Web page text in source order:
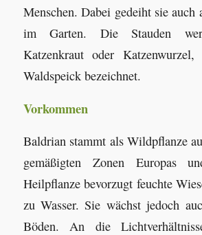
Menschen. Dabei gedeiht sie
im Garten. Die Stauden
Katzenkraut oder
Waldspeick bezeichnet.
Vorkommen
Baldrian stammt als Wildpflanze
gemäßigten Zonen Europas
Heilpflanze bevorzugt feuchte
zu Wasser. Sie wächst jedoch
Böden. An die